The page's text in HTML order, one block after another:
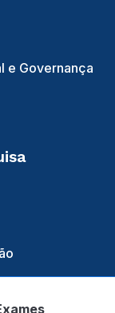
e Governança